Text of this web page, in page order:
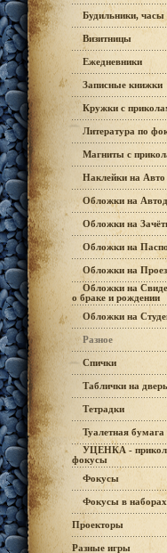
Будильники, часы
Визитницы
Ежедневники
Записные книжки
Кружки с
Литература по
Магниты с
Наклейки на Авто
Обложки на
Обложки на
Обложки на
Обложки на
Обложки на
о браке и рождении
Обложки на
Разное
Спички
Таблички на дверь
Тетрадки
Туалетная бумага
УЦЕНКА -
фокусы
Фокусы
Фокусы в наборах
Проекторы
Разные игры